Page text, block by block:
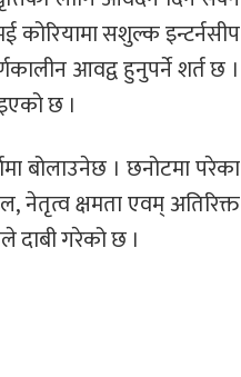
कोरियामा सशुल्क इन्टर्नसीप
आवद्व हुनुपर्ने शर्त छ ।
छ ।
बोलाउनेछ । छनोटमा परेका
नेतृत्व क्षमता एवम् अतिरिक्त
दाबी गरेको छ ।